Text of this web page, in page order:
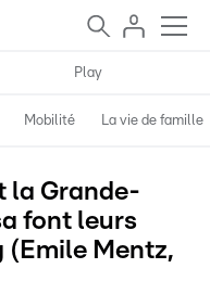
Play
Mobilité La vie de famille
la Grande-
font leurs
(Emile Mentz,